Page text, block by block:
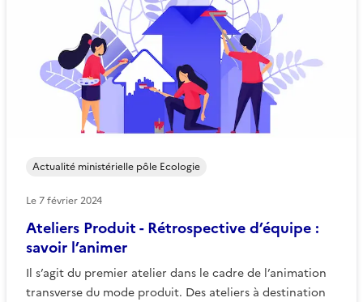
Ateliers Produit - Rétrospective d’équipe :
savoir l’animer
Il s’agit du premier atelier dans le cadre de l’animation
transverse du mode produit. Des ateliers à destination
Actualité ministérielle pôle Ecologie
Le7 février 2024